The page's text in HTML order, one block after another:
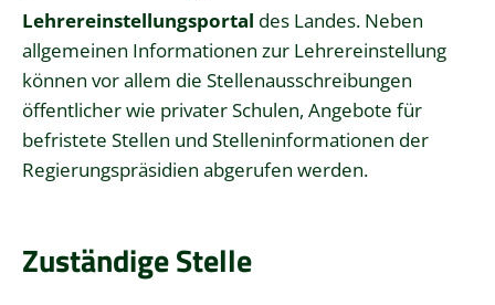
Lehrereinstellungsportal des Landes. Neben
allgemeinen Informationen zur Lehrereinstellung
können vor allem die Stellenausschreibungen
öffentlicher wie privater Schulen, Angebote für
befristete Stellen und Stelleninformationen der
Regierungspräsidien abgerufen werden.
Zuständige Stelle